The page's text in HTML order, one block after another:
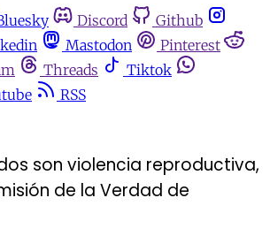
Discord
Github
Mastodon
Pinterest
Threads
Tiktok
RSS
son violencia reproductiva,
de la Verdad de